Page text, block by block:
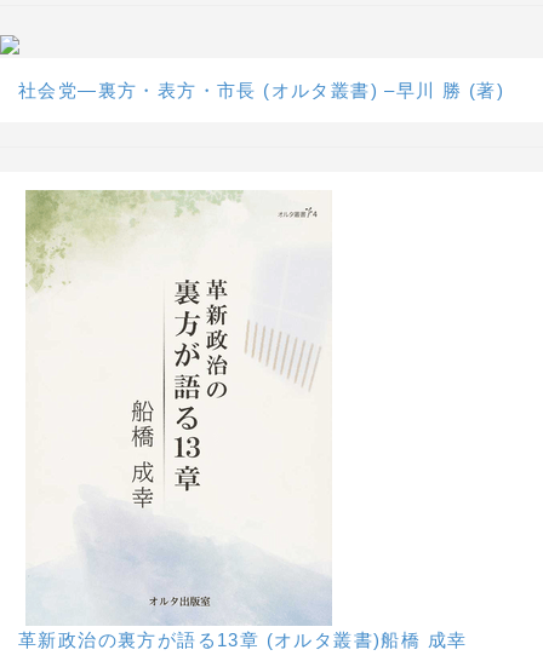
社会党―裏方・表方・市長 (オルタ叢書) –早川 勝 (著)
革新政治の裏方が語る13章 (オルタ叢書)船橋 成幸